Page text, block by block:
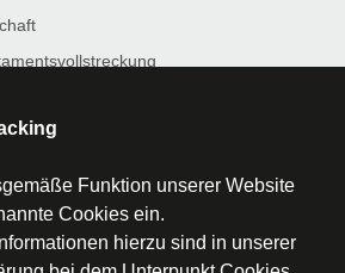
Funktion unserer Website
Cookies ein.
hierzu sind in unserer